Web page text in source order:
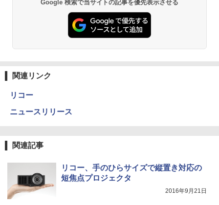
Google 検索で当サイトの記事を優先表示させる
関連リンク
リコー
ニュースリリース
関連記事
リコー、手のひらサイズで縦置き対応の
短焦点プロジェクタ
2016年9月21日